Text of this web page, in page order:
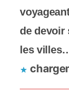
de devoir
les